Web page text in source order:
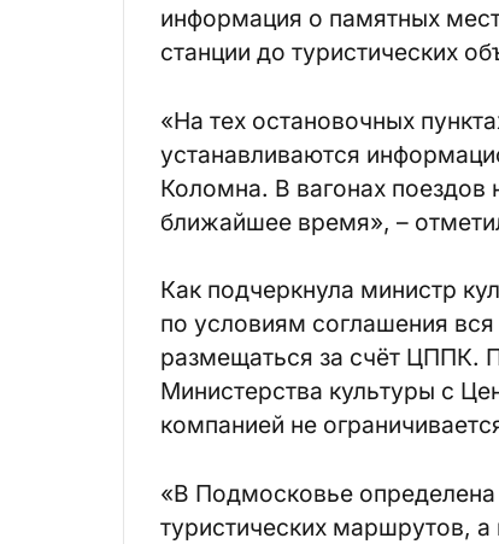
информация о памятных
станции до туристических
«На тех остановочных
устанавливаются
Коломна. В вагонах
ближайшее время», –
Как подчеркнула министр
по условиям соглашения
размещаться за счёт ЦППК.
Министерства культуры с
компанией не
«В Подмосковье определена
туристических маршрутов, а